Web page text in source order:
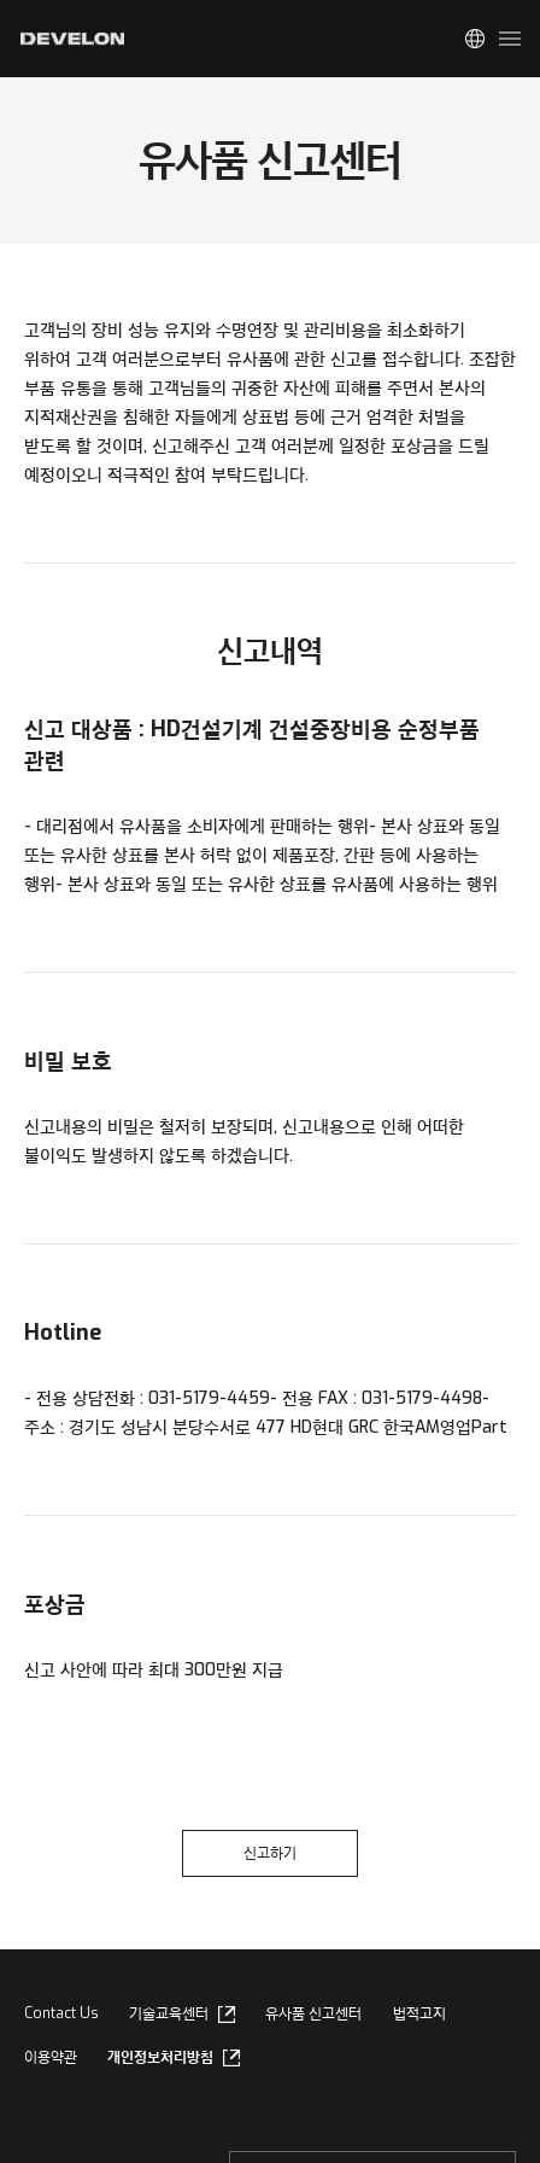
유사품 신고센터
고객님의 장비 성능 유지와 수명연장 및 관리비용을 최소화하기
위하여 고객 여러분으로부터 유사품에 관한 신고를 접수합니다. 조잡한
부품 유통을 통해 고객님들의 귀중한 자산에 피해를 주면서 본사의
지적재산권을 침해한 자들에게 상표법 등에 근거 엄격한 처벌을
받도록 할 것이며, 신고해주신 고객 여러분께 일정한 포상금을 드릴
예정이오니 적극적인 참여 부탁드립니다.
신고내역
신고 대상품 : HD건설기계 건설중장비용 순정부품
관련
- 대리점에서 유사품을 소비자에게 판매하는 행위- 본사 상표와 동일
또는 유사한 상표를 본사 허락 없이 제품포장, 간판 등에 사용하는
행위- 본사 상표와 동일 또는 유사한 상표를 유사품에 사용하는 행위
비밀 보호
신고내용의 비밀은 철저히 보장되며, 신고내용으로 인해 어떠한
불이익도 발생하지 않도록 하겠습니다.
Hotline
- 전용 상담전화 : 031-5179-4459- 전용 FAX : 031-5179-4498-
주소 : 경기도 성남시 분당수서로 477 HD현대 GRC 한국AM영업Part
포상금
신고 사안에 따라 최대 300만원 지급
신고하기
Contact Us 기술교육센터 유사품 신고센터 법적고지
이용약관 개인정보처리방침